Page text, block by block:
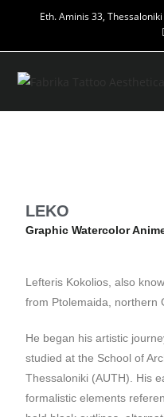
Eth. Aminis 33,
LEKO
Graphic Watercolor
Lefteris Kokolios, also
from Ptolemaida, northern
He began his artistic
studied at the School of
Thessaloniki (AUTH). His
formalistic elements